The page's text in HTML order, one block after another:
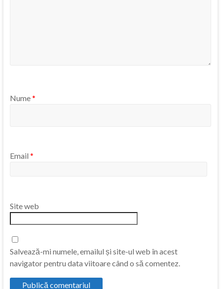
Nume*
Email *
Site web
Salvează-mi numele, emailul și site-ul web în acest
navigator pentru data viitoare când o să comentez.